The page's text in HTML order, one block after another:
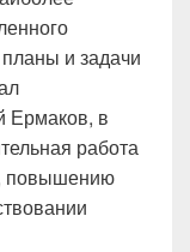
и задачи
Ермаков, в
работа
повышению
подвели итоги